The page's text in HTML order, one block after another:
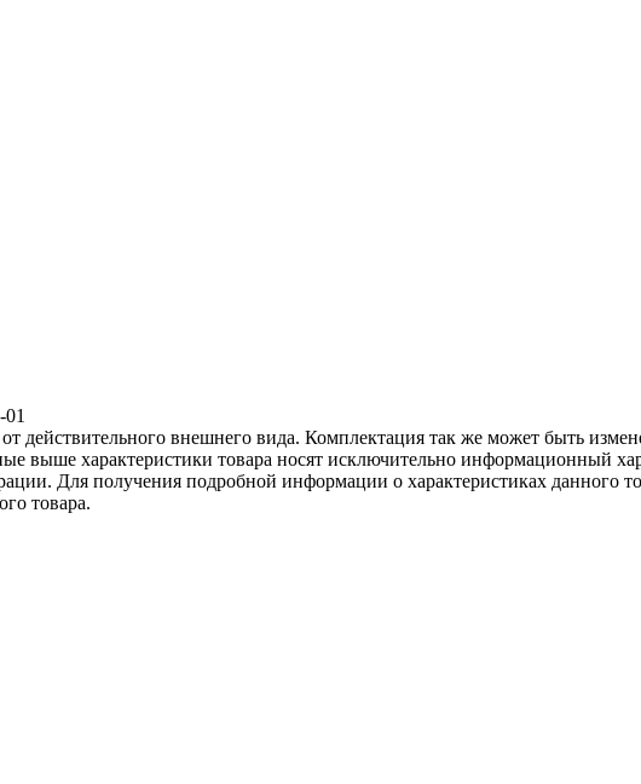
действительного внешнего вида. Комплектация так же может быть
выше характеристики товара носят исключительно информационный
Для получения подробной информации о характеристиках данного
товара.